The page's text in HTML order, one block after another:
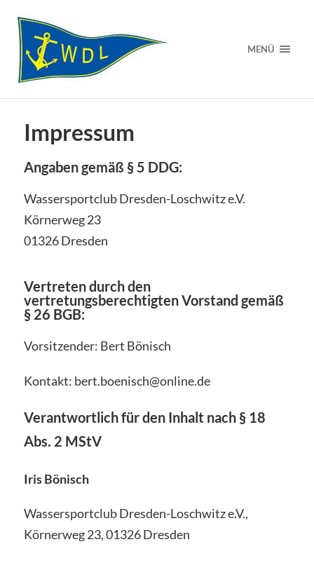
MENÜ
Impressum
Angaben gemäß § 5 DDG:
Wassersportclub Dresden-Loschwitz e.V.
Körnerweg 23
01326 Dresden
Vertreten durch den
vertretungsberechtigten Vorstand gemäß
§ 26 BGB:
Vorsitzender: Bert Bönisch
Kontakt: bert.boenisch@online.de
Verantwortlich für den Inhalt nach § 18
Abs. 2 MStV
Iris Bönisch
Wassersportclub Dresden-Loschwitz e.V.,
Körnerweg 23, 01326 Dresden